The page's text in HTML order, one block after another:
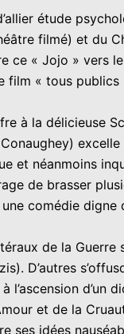
étude
filmé) et du
ce « Jojo » vers
film « tous
à la délicieuse
et néanmoins
de brasser
comédie digne
de la Guerre
D’autres
d’un
et de la
ses idées